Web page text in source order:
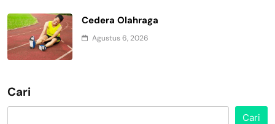
Cedera Olahraga
Agustus 6, 2026
Cari
Cari